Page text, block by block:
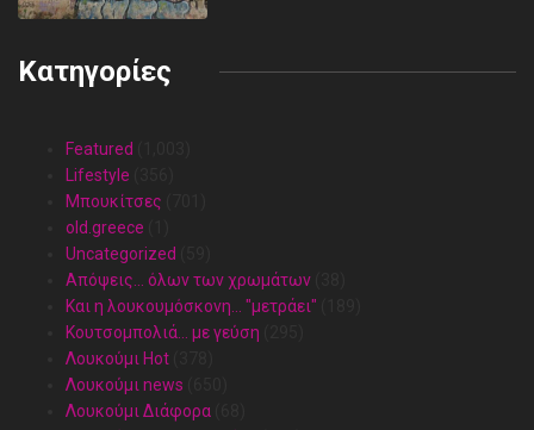
Κατηγορίες
Featured
Lifestyle
Mπουκίτσες
old.greece
Uncategorized
Απόψεις… όλων των χρωμάτων
Και η λουκουμόσκονη… "μετράει"
Κουτσομπολιά… με γεύση
Λουκούμι Hot
Λουκούμι news
Λουκούμι Διάφορα